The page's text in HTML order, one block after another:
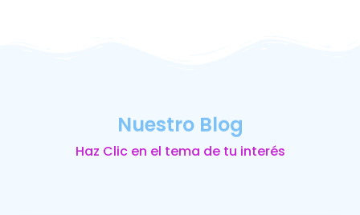
Nuestro Blog
Haz Clic en el tema de tu interés